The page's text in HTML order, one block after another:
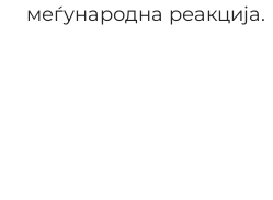
меѓународна реакција.